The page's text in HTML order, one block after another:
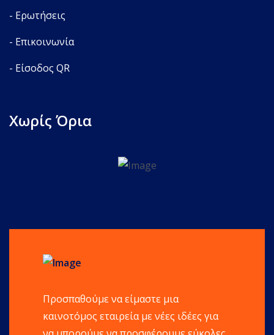
- Ερωτήσεις
- Επικοινωνία
- Είσοδος QR
Χωρίς Όρια
Προσπαθούμε να είμαστε μια
καινοτόμος εταιρεία με νέες ιδέες για